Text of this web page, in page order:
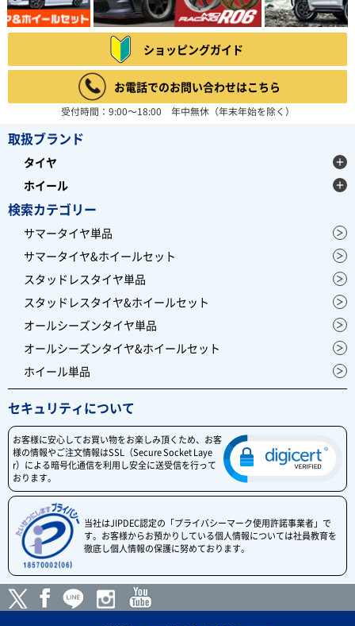
ショッピングガイド
お電話でのお問い合わせはこちら
受付時間：9:00～18:00 年中無休（年末年始を除く）
取扱ブランド
タイヤ
ホイール
検索カテゴリー
サマータイヤ単品
サマータイヤ&ホイールセット
スタッドレスタイヤ単品
スタッドレスタイヤ&ホイールセット
オールシーズンタイヤ単品
オールシーズンタイヤ&ホイールセット
ホイール単品
セキュリティについて
お客様に安心してお買い物をお楽しみ頂くため、お客
様の情報やご注文情報はSSL（Secure Socket Laye
r）による暗号化通信を利用し安全に送受信を行って
おります。
当社はJIPDEC認定の「プライバシーマーク使用許諾事業者」で
す。お客様からお預かりしている個人情報については社員教育を
徹底し個人情報の保護に努めております。